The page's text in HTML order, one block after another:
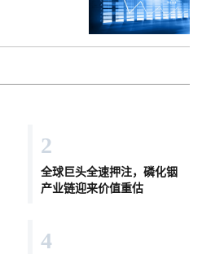
2
全球巨头全速押注，磷化铟
产业链迎来价值重估
4